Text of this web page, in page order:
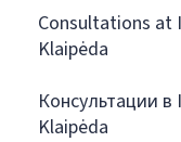
Consultations at
Klaipėda
Консультации
Klaipėda